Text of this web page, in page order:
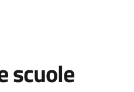
scuole